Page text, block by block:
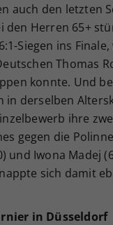
auch den letzten
den Herren 65+
Siegen ins
Thomas
konnte. Und
in derselben
ihre
gegen die
und Iwona Madej
sich damit
in Düsseldorf